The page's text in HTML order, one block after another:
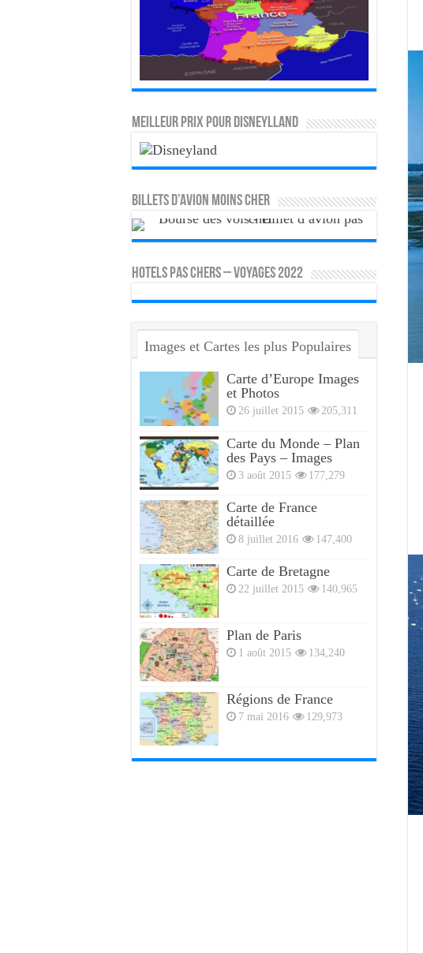
MEILLEUR PRIX POUR DISNEYLLAND
Billets d’avion moins cher
HOTELS PAS CHERS – VOYAGES 2022
Images et Cartes les plus Populaires
Carte d’Europe Images
et Photos
26 juillet 2015 205,311
Carte du Monde – Plan
des Pays – Images
3 août 2015 177,279
Carte de France
détaillée
8 juillet 2016 147,400
Carte de Bretagne
22 juillet 2015 140,965
Plan de Paris
1 août 2015 134,240
Régions de France
7 mai 2016 129,973